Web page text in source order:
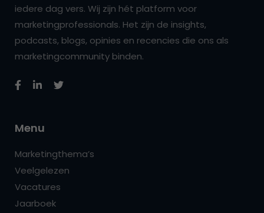
iedere dag vers. Wij zijn hét platform voor
marketingprofessionals. Het zijn de insights,
podcasts, blogs, opinies en recencies die ons als
marketingcommunity binden.
Menu
Marketingthema’s
Veelgelezen
Vacatures
Jaarboek